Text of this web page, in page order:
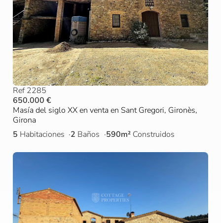
Ref 2285
650.000 €
Masía del siglo XX en venta en Sant Gregori, Gironès,
Girona
5 Habitaciones 2 Baños 590m² Construidos